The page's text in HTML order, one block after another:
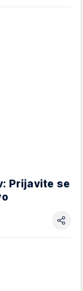
Prijavite se